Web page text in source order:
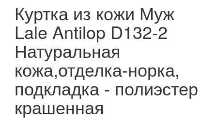
Куртка из кожи Муж
Lale Antilop D132-2
Натуральная
кожа,отделка-норка,
подкладка - полиэстер
крашенная